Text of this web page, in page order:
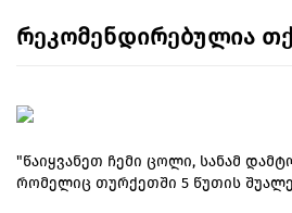
რეკომენდირებულია
"წაიყვანეთ ჩემი ცოლი, სანამ
რომელიც თურქეთში 5 წუთის